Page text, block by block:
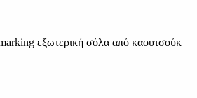
εξωτερική σόλα από καουτσούκ